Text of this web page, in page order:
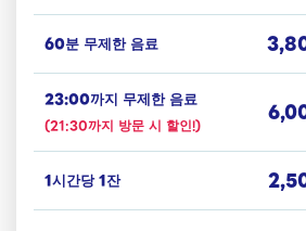
60분 무제한 음료
23:00까지 무제한 음료
(21:30까지 방문 시 할인!)
1시간당 1잔